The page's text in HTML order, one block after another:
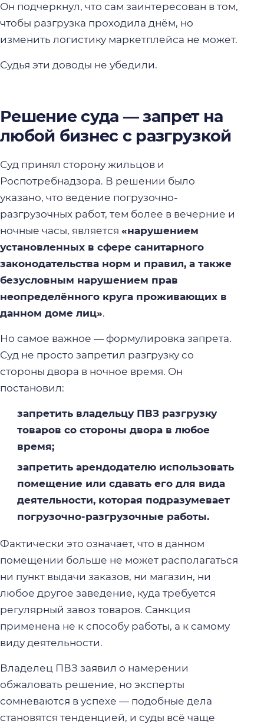
Он подчеркнул, что сам заинтересован в том,
чтобы разгрузка проходила днём, но
изменить логистику маркетплейса не может.
Судья эти доводы не убедили.
Решение суда — запрет на
любой бизнес с разгрузкой
Суд принял сторону жильцов и
Роспотребнадзора. В решении было
указано, что ведение погрузочно-
разгрузочных работ, тем более в вечерние и
ночные часы, является «нарушением
установленных в сфере санитарного
законодательства норм и правил, а также
безусловным нарушением прав
неопределённого круга проживающих в
данном доме лиц».
Но самое важное — формулировка запрета.
Суд не просто запретил разгрузку со
стороны двора в ночное время. Он
постановил:
запретить владельцу ПВЗ разгрузку
товаров со стороны двора в любое
время;
запретить арендодателю использовать
помещение или сдавать его для вида
деятельности, которая подразумевает
погрузочно-разгрузочные работы.
Фактически это означает, что в данном
помещении больше не может располагаться
ни пункт выдачи заказов, ни магазин, ни
любое другое заведение, куда требуется
регулярный завоз товаров. Санкция
применена не к способу работы, а к самому
виду деятельности.
Владелец ПВЗ заявил о намерении
обжаловать решение, но эксперты
сомневаются в успехе — подобные дела
становятся тенденцией, и суды всё чаще